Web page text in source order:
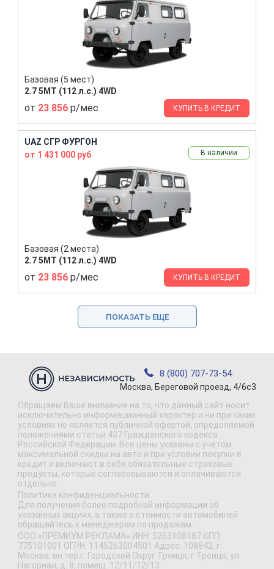
Базовая (5 мест)
2.7 5MT (112 л.с.) 4WD
от 23 856 р/мес КУПИТЬ В КРЕДИТ
UAZ СГР ФУРГОН
от 1 431 000 руб
В наличии
Базовая (2 места)
2.7 5MT (112 л.с.) 4WD
от 23 856 р/мес КУПИТЬ В КРЕДИТ
ПОКАЗАТЬ ЕЩЕ
8 (800) 707-73-54
Москва, Береговой проезд, 4/6с3
Обращаем Ваше внимание на то, что данный сайт носит
исключительно информационный характер и ни при каких
условиях не является публичной офертой, определяемой
положениями статьи 437 Гражданского кодекса
Российской Федерации. Все цены указаны с учетом
максимальной скидки на авто и при условии покупки в
кредит и включают в себя обязательные страховые
продукты, которые согласовываются и оплачиваются
отдельно.
Политика конфиденциальности
Для получения более подробной информации об
указанных акциях, а также о стоимости автомобилей
обращайтесь к менеджерам по продажам.
ООО «ПРЕМИУМ РЕКЛАМА» ИНН: 5263108187 КПП:
775101001 ОГРН: 1145263004501 Адрес: 108842, г.
Москва, вн.тер.г. Городской Округ Троицк, г Троицк, ул
Нагорная, д. 8, помещ. 12/11/12/13